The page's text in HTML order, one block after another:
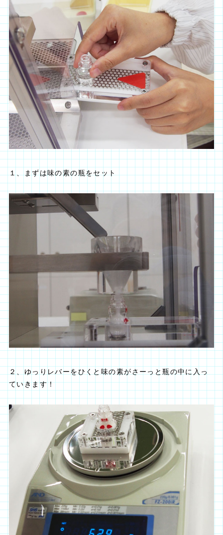
１、まずは味の素の瓶をセット
２、ゆっりレバーをひくと味の素がさーっと瓶の中に入っ
ていきます！